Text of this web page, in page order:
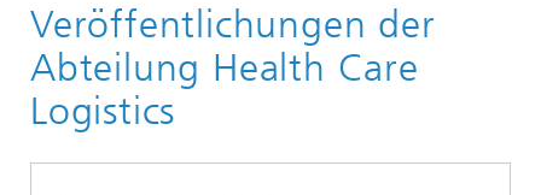
Abteilungen
Logistik, Verkehr und Umwelt
Health Care Logistics
Veröffentlichungen der
Abteilung Health Care
Logistics